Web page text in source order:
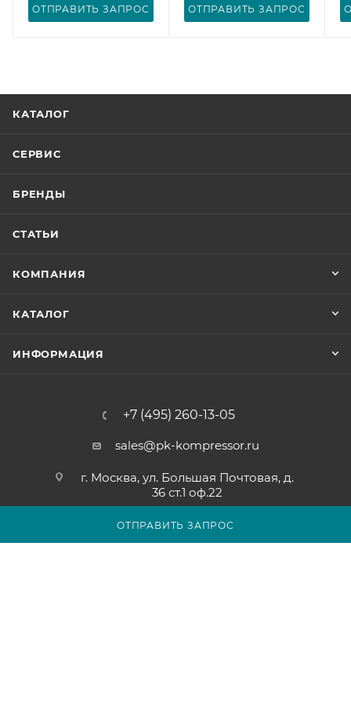
ОТПРАВИТЬ ЗАПРОС
ОТПРАВИТЬ ЗАПРОС ОТПРАВИТЬ ЗАПРОС
КАТАЛОГ
СЕРВИС
БРЕНДЫ
СТАТЬИ
КОМПАНИЯ
КАТАЛОГ
ИНФОРМАЦИЯ
+7 (495) 260-13-05
sales@pk-kompressor.ru
г. Москва, ул. Большая Почтовая, д.
36 ст.1 оф.22